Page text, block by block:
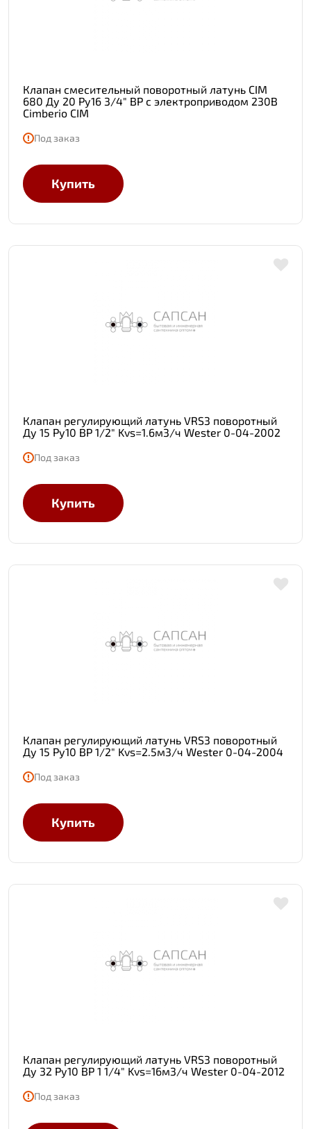
Клапан смесительный поворотный латунь CIM
680 Ду 20 Ру16 3/4" ВР с электроприводом 230В
Cimberio CIM
Под заказ
Купить
Клапан регулирующий латунь VRS3 поворотный
Ду 15 Ру10 ВР 1/2" Kvs=1.6м3/ч Wester 0-04-2002
Под заказ
Купить
Клапан регулирующий латунь VRS3 поворотный
Ду 15 Ру10 ВР 1/2" Kvs=2.5м3/ч Wester 0-04-2004
Под заказ
Купить
Клапан регулирующий латунь VRS3 поворотный
Ду 32 Ру10 ВР 1 1/4" Kvs=16м3/ч Wester 0-04-2012
Под заказ